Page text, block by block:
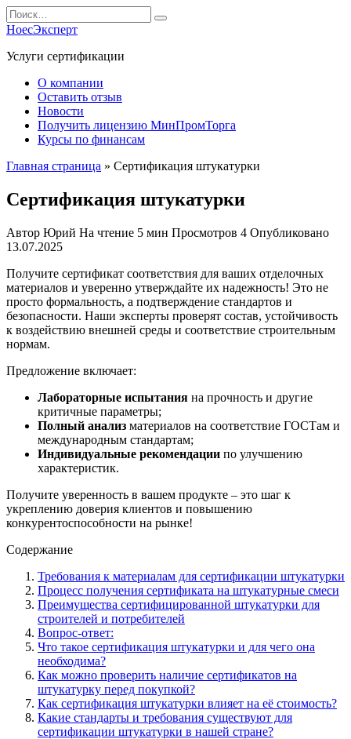
Перейти
к
содержанию
Search
for:
НоесЭксперт
Услуги сертификации
О компании
Оставить отзыв
Новости
Получить лицензию МинПромТорга
Курсы по финансам
Главная страница » Сертификация штукатурки
Сертификация штукатурки
Автор Юрий На чтение 5 мин Просмотров 4 Опубликовано
13.07.2025
Получите сертификат соответствия для ваших отделочных
материалов и уверенно утверждайте их надежность! Это не
просто формальность, а подтверждение стандартов и
безопасности. Наши эксперты проверят состав, устойчивость
к воздействию внешней среды и соответствие строительным
нормам.
Предложение включает:
Лабораторные испытания на прочность и другие
критичные параметры;
Полный анализ материалов на соответствие ГОСТам и
международным стандартам;
Индивидуальные рекомендации по улучшению
характеристик.
Получите уверенность в вашем продукте – это шаг к
укреплению доверия клиентов и повышению
конкурентоспособности на рынке!
Содержание
Требования к материалам для сертификации штукатурки
Процесс получения сертификата на штукатурные смеси
Преимущества сертифицированной штукатурки для
строителей и потребителей
Вопрос-ответ:
Что такое сертификация штукатурки и для чего она
необходима?
Как можно проверить наличие сертификатов на
штукатурку перед покупкой?
Как сертификация штукатурки влияет на её стоимость?
Какие стандарты и требования существуют для
сертификации штукатурки в нашей стране?